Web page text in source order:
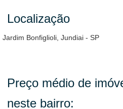
Localização
Jardim Bonfiglioli, Jundiai - SP
Preço médio de
neste bairro: